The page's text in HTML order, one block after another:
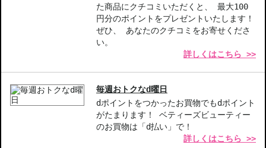
JAN/UPC：0085805549411
うるおい
中文的商品説明在這裡（中国語の商品説明）
Product description in English is here（英語説明）
た商品にクチコミいただくと、 最大100
円分のポイントをプレゼントいたします！
ぜひ、 あなたのクチコミをお寄せくださ
い。
詳しくはこちら >>
毎週おトクなd曜日
dポイントをつかったお買物でもdポイント
がたまります！ ベティーズビューティー
のお買物は「d払い」で！
詳しくはこちら >>